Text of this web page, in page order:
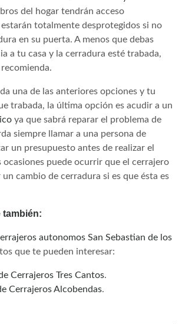
del hogar tendrán acceso
totalmente desprotegidos si no
en su puerta. A menos que debas
a tu casa y la cerradura esté trabada,
una de las anteriores opciones y tu
trabada, la última opción es acudir a un
ya que sabrá reparar el problema de
siempre llamar a una persona de
un presupuesto antes de realizar el
ocasiones puede ocurrir que el cerrajero
cambio de cerradura si es que ésta es
también:
autonomos San Sebastian de los
que te pueden interesar:
Cerrajeros Tres Cantos.
Cerrajeros Alcobendas.